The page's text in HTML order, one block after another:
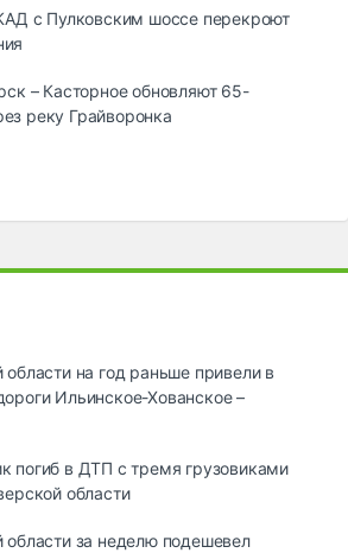
с Пулковским шоссе перекроют
– Касторное обновляют 65-
реку Грайворонка
области на год раньше привели в
Ильинское-Хованское –
погиб в ДТП с тремя грузовиками
области
области за неделю подешевел